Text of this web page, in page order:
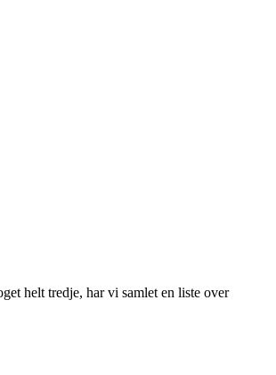
helt tredje, har vi samlet en liste over